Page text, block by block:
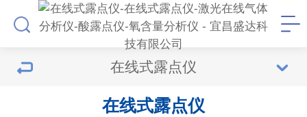
在线式露点仪
在线式露点仪